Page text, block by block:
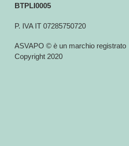
BTPLI0005
P. IVA IT 07285750720
ASVAPO © è un marchio registrato
Copyright 2020